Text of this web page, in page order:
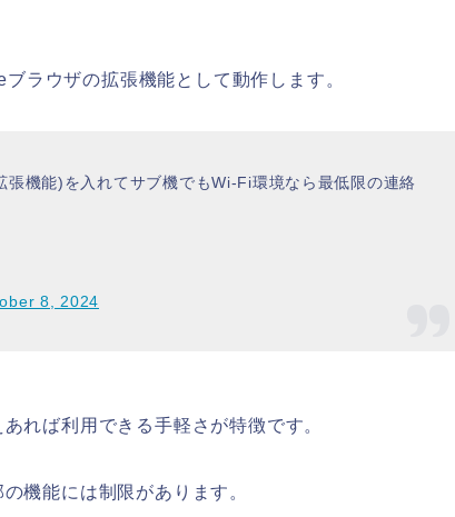
ラウザの拡張機能として動作します。
機能)を入れてサブ機でもWi-Fi環境なら最低限の連絡
8, 2024
れば利用できる手軽さが特徴です。
機能には制限があります。